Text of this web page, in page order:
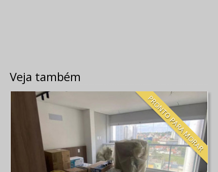
Veja também
PRONTO PARA MORAR